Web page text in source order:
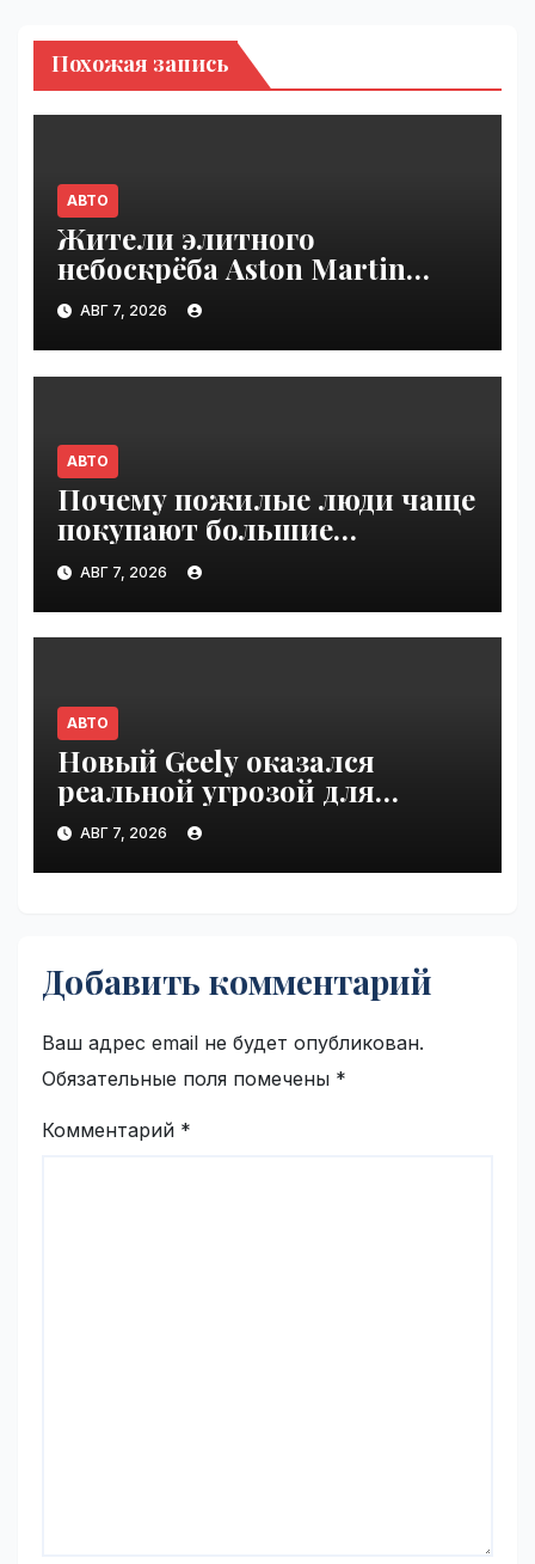
Похожая запись
АВТО
Жители элитного
небоскрёба Aston Martin
пожаловались на трещины
в стенах | VseTime.ru
АВГ 7, 2026
АВТО
Почему пожилые люди чаще
покупают большие
внедорожники, чем
молодёжь | VseTime.ru
АВГ 7, 2026
АВТО
Новый Geely оказался
реальной угрозой для
Volkswagen Polo в Германии |
VseTime.ru
АВГ 7, 2026
Добавить комментарий
Ваш адрес email не будет опубликован.
Обязательные поля помечены *
Комментарий *